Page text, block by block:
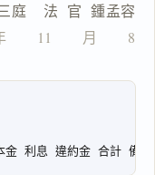
三庭    法  官  鍾孟容
　11　　月　　8
一
複製給 AI
去換行複製